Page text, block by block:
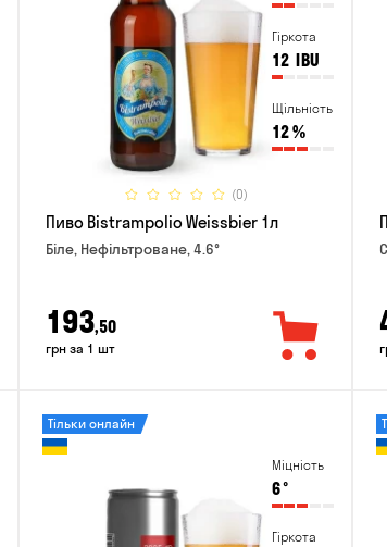
Гіркота
12 IBU
Щільність
12%
(0)
Пиво Bistrampolio Weissbier 1л
Біле, Нефільтроване, 4.6°
193,50
грн за 1 шт
Міцність
6°
Гіркота
Тільки онлайн